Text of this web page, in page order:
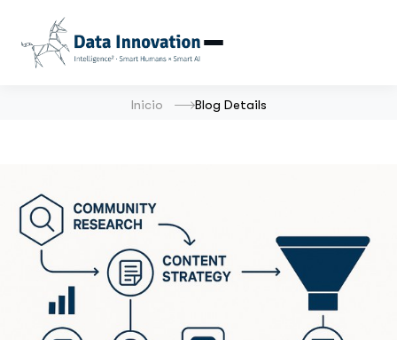
Inicio Blog Details